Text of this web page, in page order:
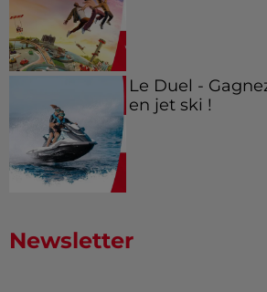
Le Duel -
en jet ski !
Newsletter